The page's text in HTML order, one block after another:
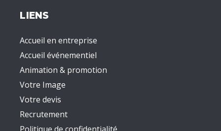
LIENS
Accueil en entreprise
Accueil événementiel
Animation & promotion
Votre Image
Votre devis
Recrutement